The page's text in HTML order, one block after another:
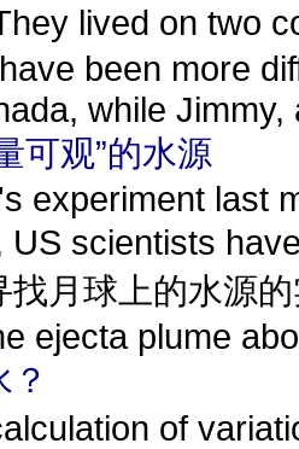
lived on two
been more
while Jimmy,
可观”的水源
experiment last
US scientists
找月球上的水源
ejecta plume
of